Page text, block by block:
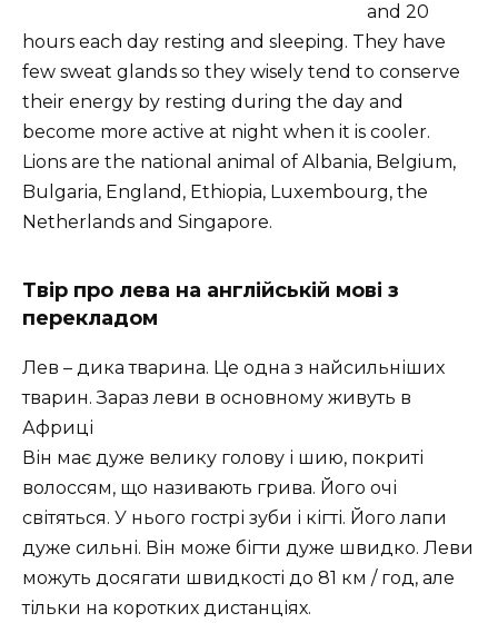
and 20
hours each day resting and sleeping. They have
few sweat glands so they wisely tend to conserve
their energy by resting during the day and
become more active at night when it is cooler.
Lions are the national animal of Albania, Belgium,
Bulgaria, England, Ethiopia, Luxembourg, the
Netherlands and Singapore.
Твір про лева на англійській мові з
перекладом
Лев – дика тварина. Це одна з найсильніших
тварин. Зараз леви в основному живуть в
Африці
Він має дуже велику голову і шию, покриті
волоссям, що називають грива. Його очі
світяться. У нього гострі зуби і кігті. Його лапи
дуже сильні. Він може бігти дуже швидко. Леви
можуть досягати швидкості до 81 км / год, але
тільки на коротких дистанціях.